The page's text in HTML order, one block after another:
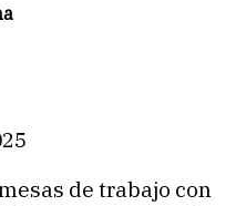
de trabajo con